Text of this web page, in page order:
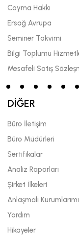
Cayma Hakkı
Ersağ Avrupa
Seminer Takvimi
Bilgi Toplumu
Mesafeli Satış
DİĞER
Büro İletişim
Büro Müdürleri
Sertifikalar
Analiz Raporları
Şirket İlkeleri
Anlaşmalı
Yardım
Hikayeler